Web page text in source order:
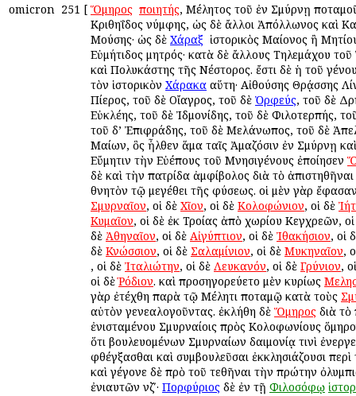
omicron 251 [ Ὅμηρος ποιητής, Μέλητος τοῦ ἐν Σμύρνῃ
Κριθηΐδος νύμφης, ὡς δὲ ἄλλοι Ἀπόλλωνος καὶ
Μούσης· ὡς δὲ Χάραξ ὁ ἱστορικὸς Μαίονος ἢ
Εὐμήτιδος μητρός· κατὰ δὲ ἄλλους Τηλεμάχου
καὶ Πολυκάστης τῆς Νέστορος. ἔστι δὲ ἡ τοῦ
τὸν ἱστορικὸν Χάρακα αὕτη· Αἰθούσης Θρᾴσσης
Πίερος, τοῦ δὲ Οἴαγρος, τοῦ δὲ Ὀρφεύς, τοῦ δὲ
Εὐκλέης, τοῦ δὲ Ἰδμονίδης, τοῦ δὲ Φιλοτερπής,
τοῦ δ’ Ἐπιφράδης, τοῦ δὲ Μελάνωπος, τοῦ δὲ
Μαίων, ὃς ἦλθεν ἅμα ταῖς Ἀμαζόσιν ἐν Σμύρνῃ
Εὔμητιν τὴν Εὐέπους τοῦ Μνησιγένους ἐποίησεν
δὲ καὶ τὴν πατρίδα ἀμφίβολος διὰ τὸ ἀπιστηθῆναι
θνητὸν τῷ μεγέθει τῆς φύσεως. οἱ μὲν γὰρ
Σμυρναῖον, οἱ δὲ Χῖον, οἱ δὲ Κολοφώνιον, οἱ δὲ
Κυμαῖον, οἱ δὲ ἐκ Τροίας ἀπὸ χωρίου Κεγχρεῶν,
δὲ Ἀθηναῖον, οἱ δὲ Αἰγύπτιον, οἱ δὲ Ἰθακήσιον, οἱ
δὲ Κνώσσιον, οἱ δὲ Σαλαμίνιον, οἱ δὲ Μυκηναῖον,
, οἱ δὲ Ἰταλιώτην, οἱ δὲ Λευκανόν, οἱ δὲ Γρύνιον,
οἱ δὲῬόδιον. καὶ προσηγορεύετο μὲν κυρίως
γὰρ ἐτέχθη παρὰ τῷ Μέλητι ποταμῷ κατὰ τοὺς
αὐτὸν γενεαλογοῦντας. ἐκλήθη δὲ Ὅμηρος διὰ
ἐνισταμένου Σμυρναίοις πρὸς Κολοφωνίους
ὅτι βουλευομένων Σμυρναίων δαιμονίᾳ τινὶ
φθέγξασθαι καὶ συμβουλεῦσαι ἐκκλησιάζουσι
καὶ γέγονε δὲ πρὸ τοῦ τεθῆναι τὴν πρώτην
ἐνιαυτῶν νζʹ· Πορφύριος δὲ ἐν τῇ Φιλοσόφῳ